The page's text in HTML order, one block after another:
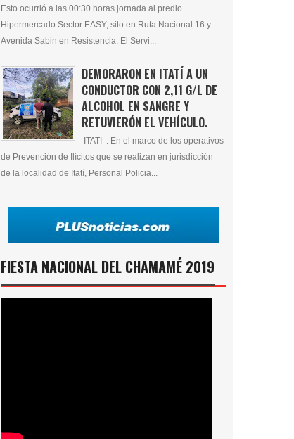
Esto ocurrió a las 00:30 horas jornada al predio
Hipermercado Sector EASY, sito en Ruta Nacional 16 y
Avenida Sabin en Resistencia. El Servi...
DEMORARON EN ITATÍ A UN
CONDUCTOR CON 2,11 G/L DE
ALCOHOL EN SANGRE Y
RETUVIERÓN EL VEHÍCULO.
ITATI : En el marco de los operativos
de Prevención de Ilícitos que se realizan en jurisdicción
de la localidad de Itatí, Personal Policia...
FIESTA NACIONAL DEL CHAMAMÉ 2019